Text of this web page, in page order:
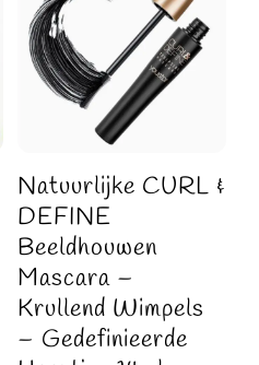
Natuurlijke CURL &
DEFINE
Beeldhouwen
Mascara –
Krullend Wimpels
– Gedefinieerde